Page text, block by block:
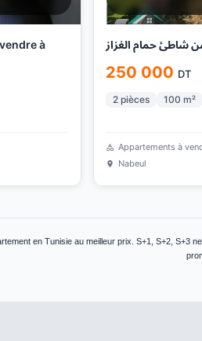
à
شاطئ حمام الغزاز
250 000 DT
2 pièces 100 m²
Appartements à
Nabeul
en Tunisie au meilleur prix. S+1, S+2, S+3